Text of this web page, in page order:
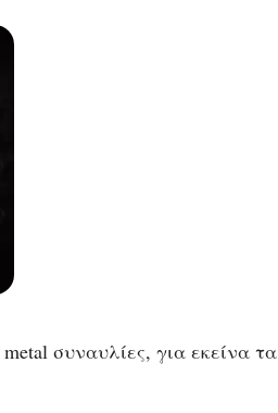
συναυλίες, για εκείνα τα